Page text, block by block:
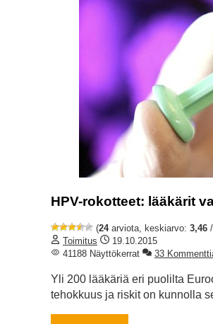
HPV-rokotteet: lääkärit
(24arviota, keskiarvo: 3,46
Toimitus
19.10.2015
41188 Näyttökerrat
33
Yli 200 lääkäriä eri puolilta
tehokkuus ja riskit on kunnolla